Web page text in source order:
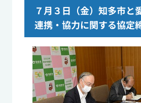
７月３日（金）知多市と
連携・協力に関する協定